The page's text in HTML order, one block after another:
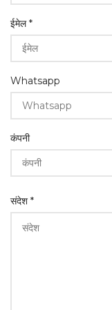
ईमेल*
Whatsapp
कंपनी
कंपनी
Whatsapp
संदेश *